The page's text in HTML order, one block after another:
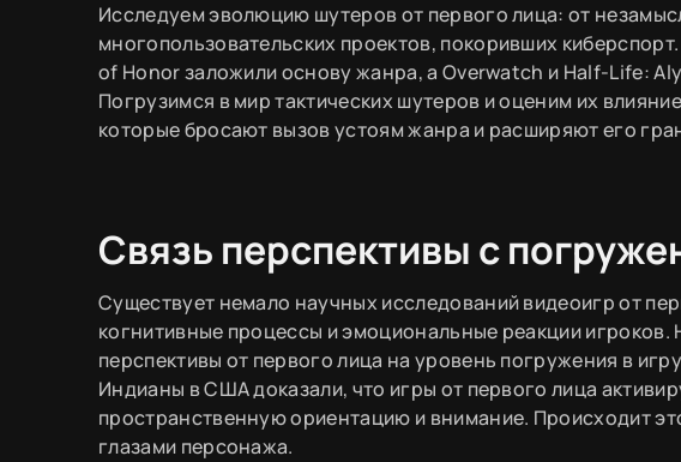
Исследуем эволюцию шутеров от первого лица: от
многопользовательских проектов, покоривших
of Honor заложили основу жанра, а Overwatch и Half-Life:
Погрузимся в мир тактических шутеров и оценим их
которые бросают вызов устоям жанра и расширяют его
Связь перспективы с
Существует немало научных исследований видеоигр от
когнитивные процессы и эмоциональные реакции
перспективы от первого лица на уровень погружения в
Индианы в США доказали, что игры от первого лица
пространственную ориентацию и внимание. Происходит
глазами персонажа.